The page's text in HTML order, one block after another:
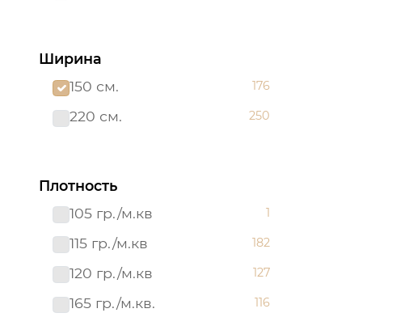
Ширина
150 см.
176
220 см. 250
Плотность
105 гр./м.кв
1
115 гр./м.кв 182
120 гр./м.кв 127
165 гр./м.кв. 116